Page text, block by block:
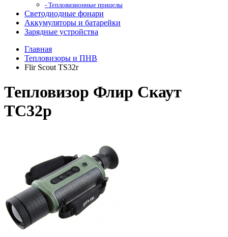
- Тепловизионные прицелы
Светодиодные фонари
Аккумуляторы и батарейки
Зарядные устройства
Главная
Тепловизоры и ПНВ
Flir Scout TS32r
Тепловизор Флир Скаут
ТС32р